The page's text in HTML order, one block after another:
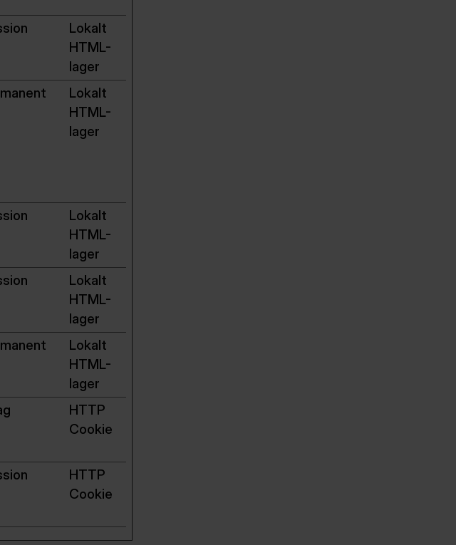
Lokalt
HTML-
lager
Lokalt
HTML-
lager
Lokalt
HTML-
lager
Lokalt
HTML-
lager
Lokalt
HTML-
lager
HTTP
Cookie
HTTP
Cookie